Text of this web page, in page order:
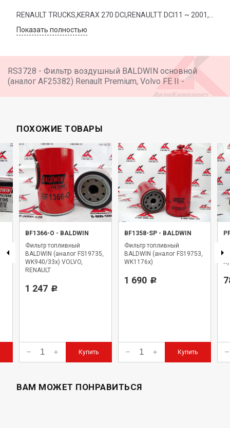
RENAULT TRUCKS,KERAX 270 DCI,RENAULTT DCI11 ~ 2001,
RENAULT TRUCKS,PREMIUM HD320 DCI,RENAULTT DCI11-
4/5 ~ 2006,
RENAULT TRUCKS,PREMIUM LANDER HL270 DCI,RENAULTV
DCI6-270 ~ 2004,
RENAULT TRUCKS,PREMIUM HD370 DCI,RENAULTT DCI11-
370 ~ 2001 - 2006,
RENAULT TRUCKS,KERAX 420 DCI,RENAULTT DCI11 ~ 2001,
RENAULT TRUCKS,KERAX 440 DXI,RENAULTT DXI11 EURO
4/5 ~
Показать полностью
RS3728 - Фильтр воздушный BALDWIN основной
(аналог AF25382) Renault Premium, Volvo FE II -
ПОХОЖИЕ ТОВАРЫ
BF1366-O - BALDWIN
Фильтр топливный
BALDWIN (аналог FS19735,
WK940/33x) VOLVO,
RENAULT
1 247 Р
Купить
BF1358-SP - BALDWIN
Фильтр топливный
BALDWIN (аналог FS19753,
WK1176x)
1 690 Р
Купить
X)
ВАМ МОЖЕТ ПОНРАВИТЬСЯ